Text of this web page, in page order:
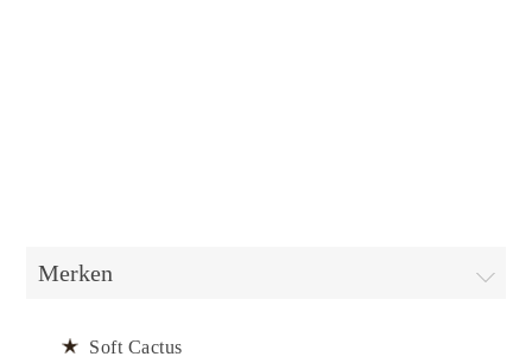
Merken
Soft Cactus